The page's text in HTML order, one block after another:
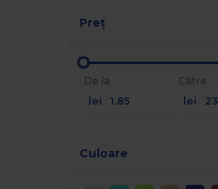
Preț
De la
lei
Către
lei
Culoare